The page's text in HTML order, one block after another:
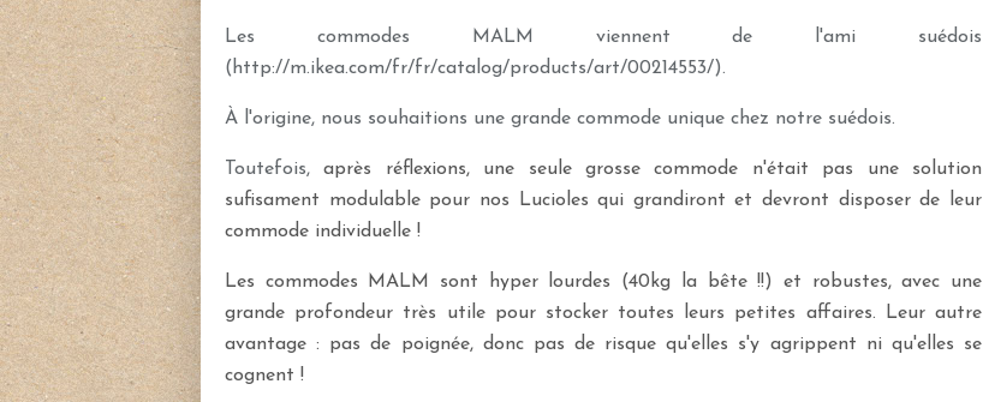
Les commodes MALM viennent de l'ami suédois
( http://m.ikea.com/fr/fr/catalog/products/art/00214553/).
À l'origine, nous souhaitions une grande commode unique chez notre suédois.
Toutefois,après réflexions, une seule grosse commode n'était pas une solution
sufisament modulable pour nos Lucioles qui grandiront et devront disposer de leur
commode individuelle !
Les commodes MALM sont hyper lourdes (40kg la bête !!) et robustes, avec une
grande profondeur très utile pour stocker toutes leurs petites affaires. Leur autre
avantage : pas de poignée, donc pas de risque qu'elles s'y agrippent ni qu'elles se
cognent !